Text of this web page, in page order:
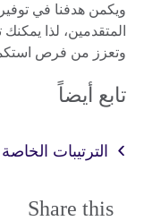
ويكمن هدفنا في
المتقدمين، لذا
وتعزز من فرص
تابع أيضاً
الترتيبات
Share this